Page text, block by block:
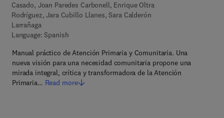
Casado, Joan Paredes Carbonell, Enrique Oltra
Rodríguez, Jara Cubillo Llanes, Sara Calderón
Larrañaga
Language: Spanish
Manual práctico de Atención Primaria y Comunitaria. Una
nueva visión para una necesidad comunitaria propone una
mirada integral, crítica y transformadora de la Atención
Primaria… Read more